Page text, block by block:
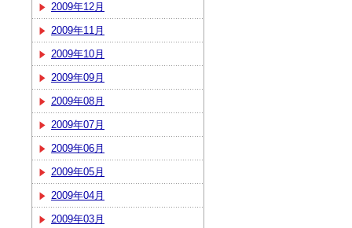
2009年12月
2009年11月
2009年10月
2009年09月
2009年08月
2009年07月
2009年06月
2009年05月
2009年04月
2009年03月